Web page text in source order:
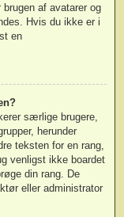
af avatarer og
Hvis du ikke er i
en
særlige brugere,
herunder
teksten for en rang,
venligst ikke boardet
din rang. De
eller administrator